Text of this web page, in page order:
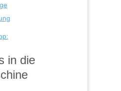
in die